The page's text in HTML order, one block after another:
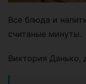
Все блюда и
считаные минуты.
Виктория Данько,